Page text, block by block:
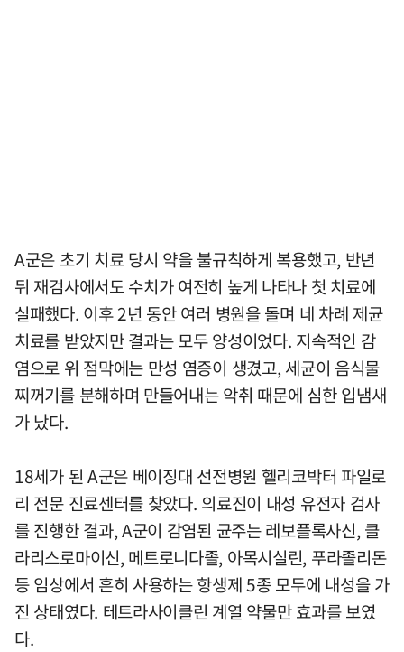
A군은 초기 치료 당시 약을 불규칙하게 복용했고, 반년
뒤 재검사에서도 수치가 여전히 높게 나타나 첫 치료에
실패했다. 이후 2년 동안 여러 병원을 돌며 네 차례 제균
치료를 받았지만 결과는 모두 양성이었다. 지속적인 감
염으로 위 점막에는 만성 염증이 생겼고, 세균이 음식물
찌꺼기를 분해하며 만들어내는 악취 때문에 심한 입냄새
가 났다.
18세가 된 A군은 베이징대 선전병원 헬리코박터 파일로
리 전문 진료센터를 찾았다. 의료진이 내성 유전자 검사
를 진행한 결과, A군이 감염된 균주는 레보플록사신, 클
라리스로마이신, 메트로니다졸, 아목시실린, 푸라졸리돈
등 임상에서 흔히 사용하는 항생제 5종 모두에 내성을 가
진 상태였다. 테트라사이클린 계열 약물만 효과를 보였
다.